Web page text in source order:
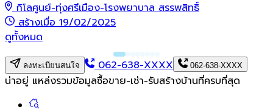
กิโลศูนย์-ทุ่งศรีเมือง-โรงพยาบาล สรรพสิทธิ์
สร้างเมื่อ 19/02/2025
ดูทั้งหมด
ลงทะเบียนสนใจ 062-638-XXXX 062-638-XXXX
น่าอยู่ แหล่งรวมข้อมูลซื้อขาย-เช่า-รับสร้างบ้านที่ครบที่สุด